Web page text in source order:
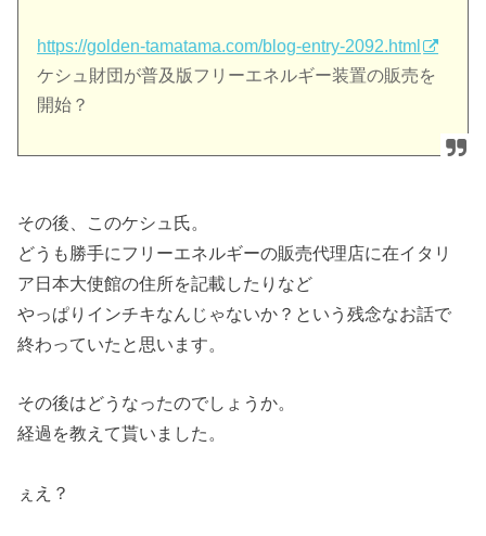
https://golden-tamatama.com/blog-entry-2092.html
ケシュ財団が普及版フリーエネルギー装置の販売を
開始？
その後、このケシュ氏。
どうも勝手にフリーエネルギーの販売代理店に在イタリ
ア日本大使館の住所を記載したりなど
やっぱりインチキなんじゃないか？という残念なお話で
終わっていたと思います。
その後はどうなったのでしょうか。
経過を教えて貰いました。
ぇえ？